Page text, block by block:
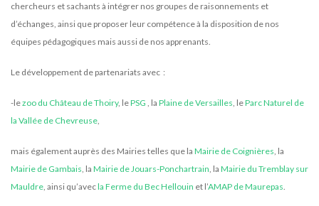
chercheurs et sachants à intégrer nos groupes de raisonnements et
d’échanges, ainsi que proposer leur compétence à la disposition de nos
équipes pédagogiques mais aussi de nos apprenants.
Le développement de partenariats avec :
-lezoo du Château de Thoiry, lePSG , la Plaine de Versailles, leParc Naturel de
la Vallée de Chevreuse,
mais également auprès des Mairies telles que la Mairie de Coignières, la
Mairie de Gambais, la Mairie de Jouars-Ponchartrain, la Mairie du Tremblay sur
Mauldre, ainsi qu’avecla Ferme du Bec Hellouin et l’AMAP de Maurepas.